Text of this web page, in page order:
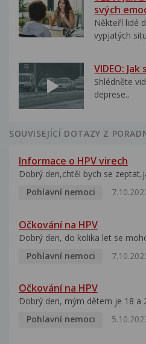
svých
Někteří lidé
vypjatých
VIDEO:
Shlédněte
deprese..
SOUVISEJÍCÍ DOTAZY Z
Informace o HPV virech
Dobrý den,chtěl bych se
Pohlavní nemoci
Očkování na HPV
Dobrý den, do kolika let se
Pohlavní nemoci
Očkování na HPV
Dobrý den, mým dětem je 18 a
Pohlavní nemoci